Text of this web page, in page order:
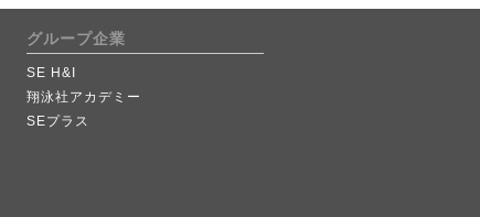
グループ企業
SE H&I
翔泳社アカデミー
SEプラス